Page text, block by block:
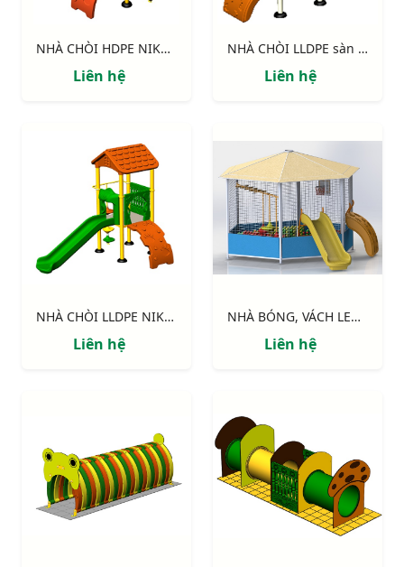
NHÀ CHÒI HDPE NIK114041M
Liên hệ
NHÀ CHÒI LLDPE sàn 900 NIK113040B
Liên hệ
NHÀ CHÒI LLDPE NIK113041N
Liên hệ
NHÀ BÓNG, VÁCH LEO, CẦU TRƯỢT NIK7905
Liên hệ